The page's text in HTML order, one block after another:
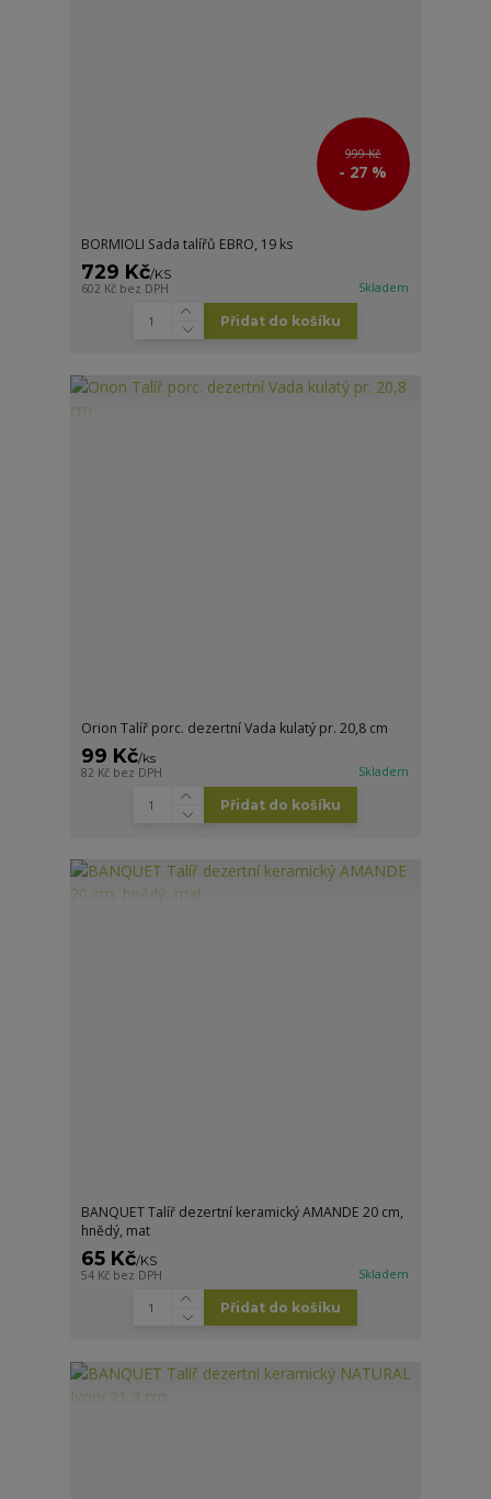
999 Kč
- 27 %
BORMIOLI Sada talířů EBRO, 19 ks
729 Kč/KS
602 Kč bez DPH Skladem
Přidat do košíku
Orion Talíř porc. dezertní Vada kulatý pr. 20,8 cm
99 Kč/ks
82 Kč bez DPH Skladem
Přidat do košíku
BANQUET Talíř dezertní keramický AMANDE 20 cm,
hnědý, mat
65 Kč/KS
54 Kč bez DPH Skladem
Přidat do košíku